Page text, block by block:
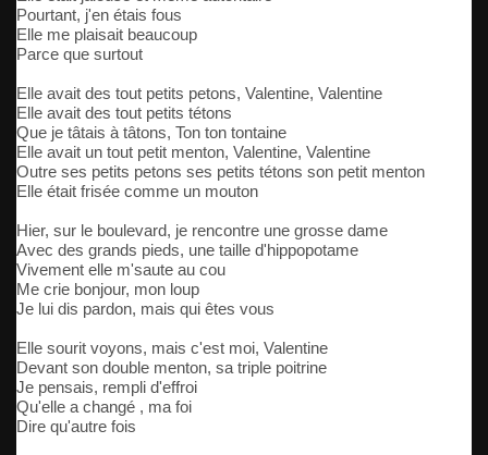
Pourtant, j'en étais fous
Elle me plaisait beaucoup
Parce que surtout
Elle avait des tout petits petons, Valentine, Valentine
Elle avait des tout petits tétons
Que je tâtais à tâtons, Ton ton tontaine
Elle avait un tout petit menton, Valentine, Valentine
Outre ses petits petons ses petits tétons son petit menton
Elle était frisée comme un mouton
Hier, sur le boulevard, je rencontre une grosse dame
Avec des grands pieds, une taille d'hippopotame
Vivement elle m'saute au cou
Me crie bonjour, mon loup
Je lui dis pardon, mais qui êtes vous
Elle sourit voyons, mais c'est moi, Valentine
Devant son double menton, sa triple poitrine
Je pensais, rempli d'effroi
Qu'elle a changé , ma foi
Dire qu'autre fois